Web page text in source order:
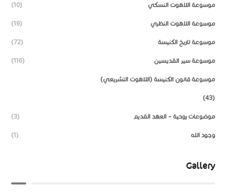
موسوعة اللاهوت النسكي (10)
موسوعة اللاهوت النظري (19)
موسوعة تاريخ الكنيسة (72)
موسوعة سير القديسين (116)
موسوعة قانون الكنيسة (اللاهوت التشريعي)
(43)
موضوعات روحية – العهد القديم (3)
وجود الله (1)
Gallery